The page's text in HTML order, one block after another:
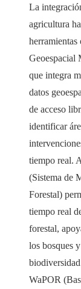
La
agricultura
herramientas
Geoespacial
que integra
datos
de acceso
identificar
tiempo real.
(Sistema de
Forestal)
tiempo real
forestal,
los bosques
WaPOR